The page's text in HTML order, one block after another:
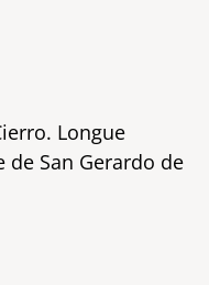
Longue
San Gerardo de